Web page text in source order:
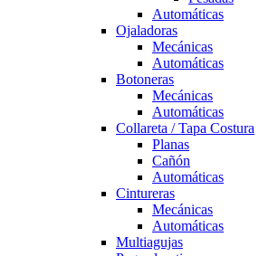
Automáticas
Ojaladoras
Mecánicas
Automáticas
Botoneras
Mecánicas
Automáticas
Collareta / Tapa Costura
Planas
Cañón
Automáticas
Cintureras
Mecánicas
Automáticas
Multiagujas